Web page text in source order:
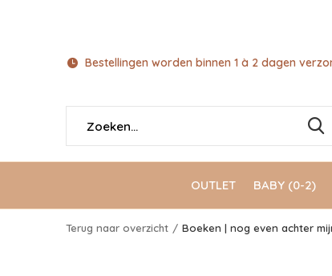
OUTLET BABY (0-2)
Bestellingen worden binnen 1 à 2 dagen
Terug naar overzicht Boeken | nog even achter